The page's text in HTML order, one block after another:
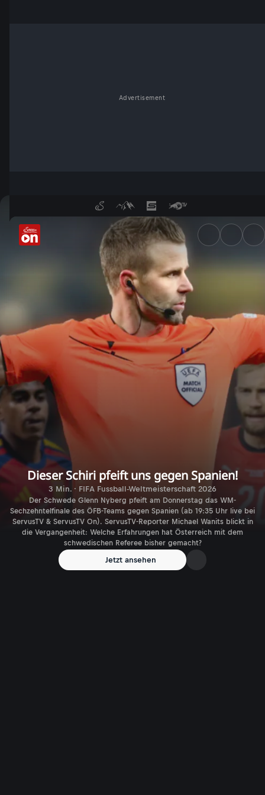
Advertisement
Vor dem ÖFB-
Dieser Schiri pfeift uns gegen Spanien!
3 Min. · FIFA Fussball-Weltmeisterschaft 2026
Der Schwede Glenn Nyberg pfeift am Donnerstag das WM-
Sechzehntelfinale des ÖFB-Teams gegen Spanien (ab 19:35 Uhr live bei
ServusTV & ServusTV On). ServusTV-Reporter Michael Wanits blickt in
die Vergangenheit: Welche Erfahrungen hat Österreich mit dem
schwedischen Referee bisher gemacht?
Jetzt ansehen